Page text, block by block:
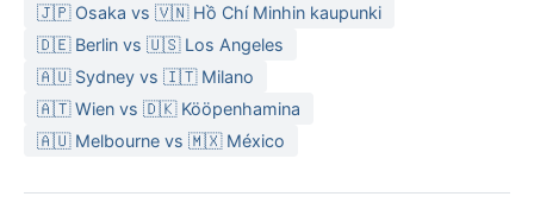
🇯🇵 Osaka vs 🇻🇳 Hồ Chí Minhin kaupunki
🇩🇪 Berlin vs 🇺🇸 Los Angeles
🇦🇺 Sydney vs 🇮🇹 Milano
🇦🇹 Wien vs 🇩🇰 Kööpenhamina
🇦🇺 Melbourne vs 🇲🇽 México